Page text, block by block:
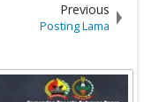
Previous
Posting Lama